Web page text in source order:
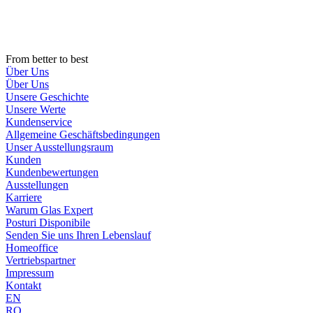
From better to best
Über Uns
Über Uns
Unsere Geschichte
Unsere Werte
Kundenservice
Allgemeine Geschäftsbedingungen
Unser Ausstellungsraum
Kunden
Kundenbewertungen
Ausstellungen
Karriere
Warum Glas Expert
Posturi Disponibile
Senden Sie uns Ihren Lebenslauf
Homeoffice
Vertriebspartner
Impressum
Kontakt
EN
RO